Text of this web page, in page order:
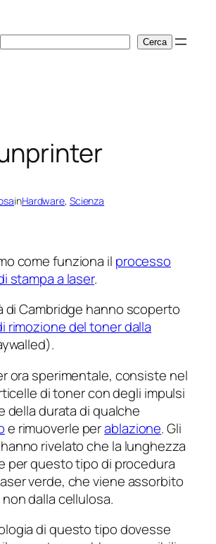
Cerca
inHardware, Scienza
come funziona il processo
stampa a laser.
di Cambridge hanno scoperto
rimozione del toner dalla
ora sperimentale, consiste nel
di toner con degli impulsi
della durata di qualche
e rimuoverle perablazione. Gli
rivelato che la lunghezza
per questo tipo di procedura
verde, che viene assorbito
dalla cellulosa.
di questo tipo dovesse